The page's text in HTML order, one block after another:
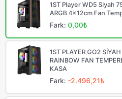
1ST Player WD5 Siyah
ARGB 4x12cm Fan
Fark:0,00₺
1ST PLAYER GO2
RAINBOW FAN
KASA
Fark: -2.496,21₺